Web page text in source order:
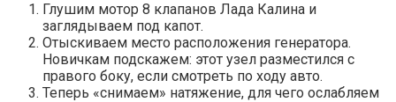
Глушим мотор 8 клапанов Лада Калина и
заглядываем под капот.
Отыскиваем место расположения генератора.
Новичкам подскажем: этот узел разместился с
правого боку, если смотреть по ходу авто.
Теперь «снимаем» натяжение, для чего ослабляем